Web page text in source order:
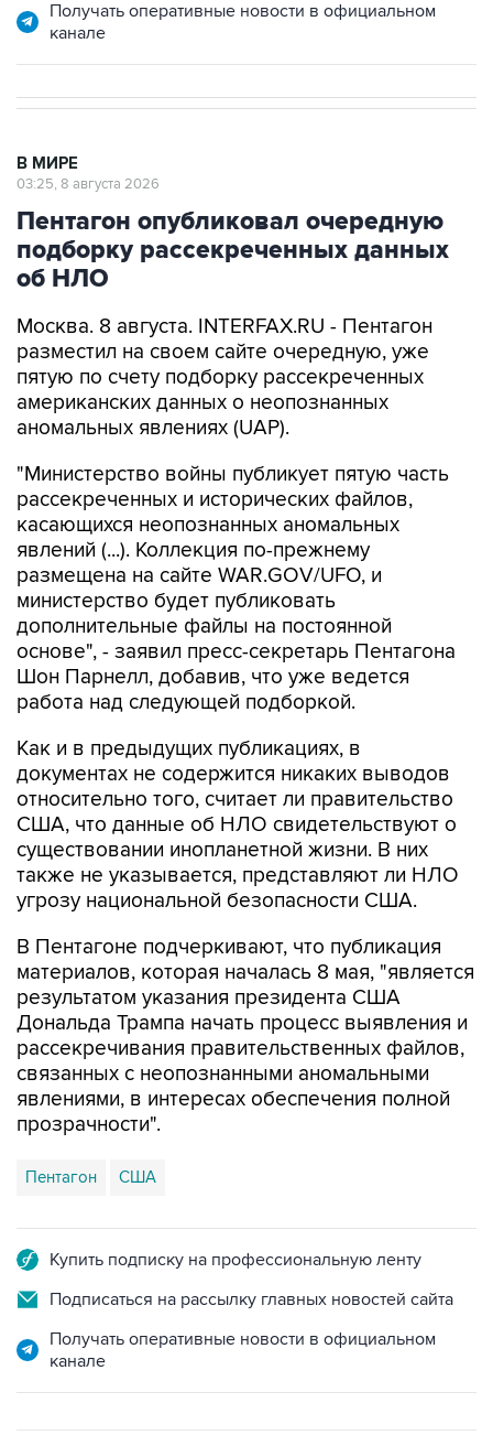
Получать оперативные новости в официальном
канале
В МИРЕ
03:25, 8 августа 2026
Пентагон опубликовал очередную
подборку рассекреченных данных
об НЛО
Москва. 8 августа. INTERFAX.RU - Пентагон
разместил на своем сайте очередную, уже
пятую по счету подборку рассекреченных
американских данных о неопознанных
аномальных явлениях (UAP).
"Министерство войны публикует пятую часть
рассекреченных и исторических файлов,
касающихся неопознанных аномальных
явлений (...). Коллекция по-прежнему
размещена на сайте WAR.GOV/UFO, и
министерство будет публиковать
дополнительные файлы на постоянной
основе", - заявил пресс-секретарь Пентагона
Шон Парнелл, добавив, что уже ведется
работа над следующей подборкой.
Как и в предыдущих публикациях, в
документах не содержится никаких выводов
относительно того, считает ли правительство
США, что данные об НЛО свидетельствуют о
существовании инопланетной жизни. В них
также не указывается, представляют ли НЛО
угрозу национальной безопасности США.
В Пентагоне подчеркивают, что публикация
материалов, которая началась 8 мая, "является
результатом указания президента США
Дональда Трампа начать процесс выявления и
рассекречивания правительственных файлов,
связанных с неопознанными аномальными
явлениями, в интересах обеспечения полной
прозрачности".
Пентагон США
Купить подписку на профессиональную ленту
Подписаться на рассылку главных новостей сайта
Получать оперативные новости в официальном
канале